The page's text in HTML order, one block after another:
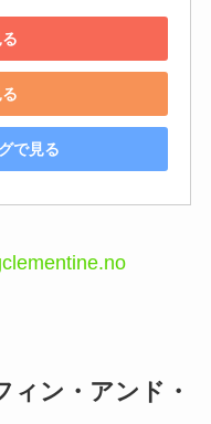
で見る
ン・アンド・